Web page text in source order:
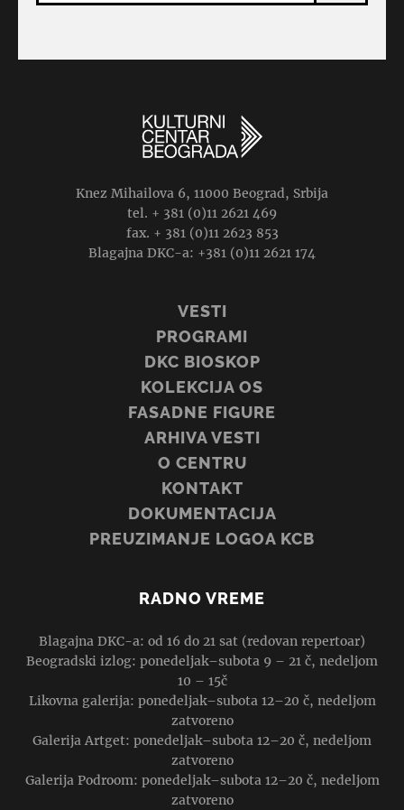
Knez Mihailova 6, 11000 Beograd, Srbija
tel. + 381 (0)11 2621 469
fax. + 381 (0)11 2623 853
Blagajna DKC-a: +381 (0)11 2621 174
VESTI
PROGRAMI
DKC BIOSKOP
KOLEKCIJA OS
FASADNE FIGURE
ARHIVA VESTI
O CENTRU
KONTAKT
DOKUMENTACIJA
PREUZIMANJE LOGOA KCB
RADNO VREME
Blagajna DKC-a: od 16 do 21 sat (redovan repertoar)
Beogradski izlog: ponedeljak–subota 9 – 21 č, nedeljom
10 – 15č
Likovna galerija: ponedeljak–subota 12–20 č, nedeljom
zatvoreno
Galerija Artget: ponedeljak–subota 12–20 č, nedeljom
zatvoreno
Galerija Podroom: ponedeljak–subota 12–20 č, nedeljom
zatvoreno